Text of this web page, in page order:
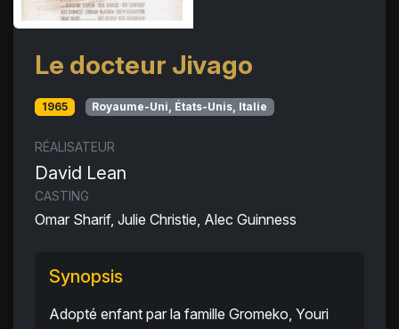
Le docteur Jivago
1965 Royaume-Uni, États-Unis, Italie
RÉALISATEUR
David Lean
CASTING
Omar Sharif, Julie Christie, Alec Guinness
Synopsis
Adopté enfant par la famille Gromeko, Youri